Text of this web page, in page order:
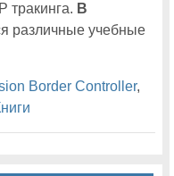
тракинга. В
различные учебные
Border Controller,